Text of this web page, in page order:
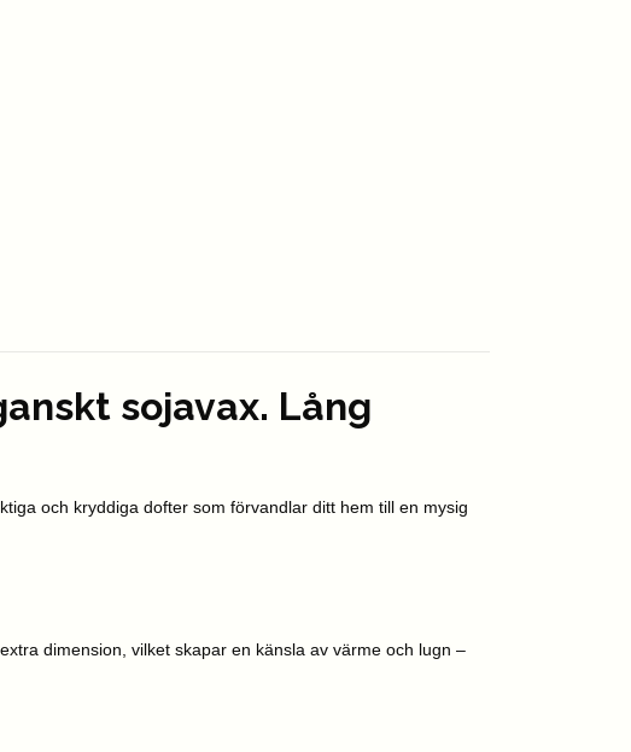
sojavax. Lång
och kryddiga dofter som förvandlar ditt hem till en mysig
dimension, vilket skapar en känsla av värme och lugn –